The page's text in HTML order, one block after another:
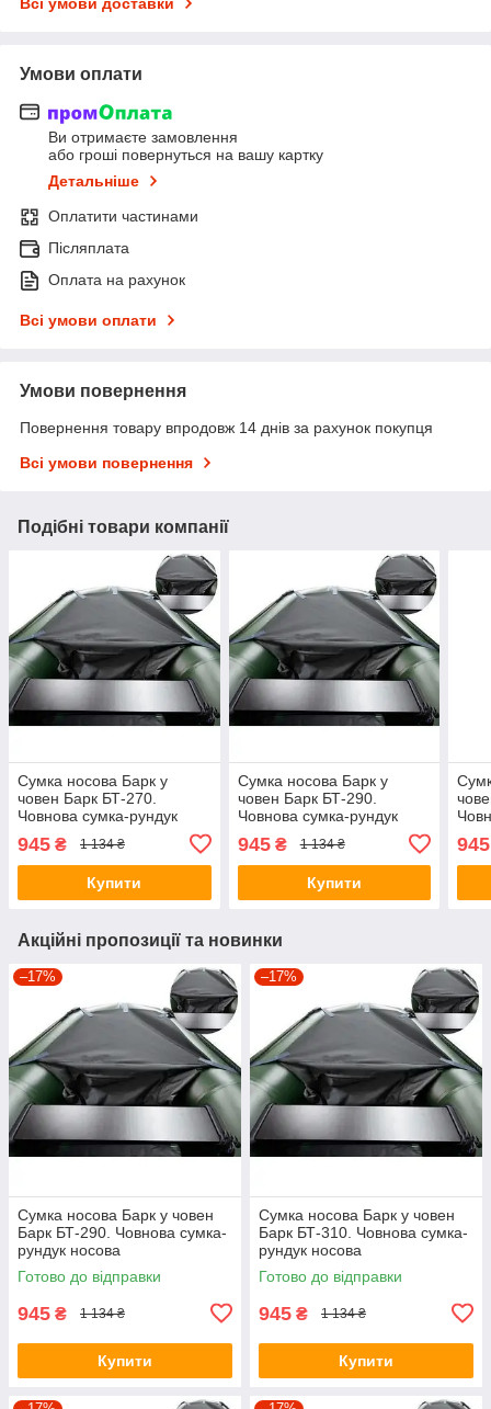
Умови оплати
Ви отримаєте замовлення
або гроші повернуться на вашу картку
Детальніше
Оплатити частинами
Післяплата
Оплата на рахунок
Всі умови оплати
Умови повернення
Повернення товару впродовж 14 днів за рахунок покупця
Всі умови повернення
Подібні товари компанії
Сумка носова Барк у
човен Барк БТ-270.
Човнова сумка-рундук
945 ₴ 1 134 ₴
Купити
Сумка носова Барк у
човен Барк БТ-290.
Човнова сумка-рундук
945₴ 1 134 ₴
Купити
945
Акційні пропозиції та новинки
–17%
Сумка носова Барк у човен
Барк БТ-290. Човнова сумка-
рундук носова
Готово до відправки
945 ₴ 1 134 ₴
Купити
–17%
Сумка носова Барк у човен
Барк БТ-310. Човнова сумка-
рундук носова
Готово до відправки
945 ₴ 1 134 ₴
Купити